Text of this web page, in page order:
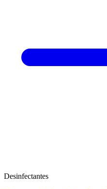
Desinfectantes